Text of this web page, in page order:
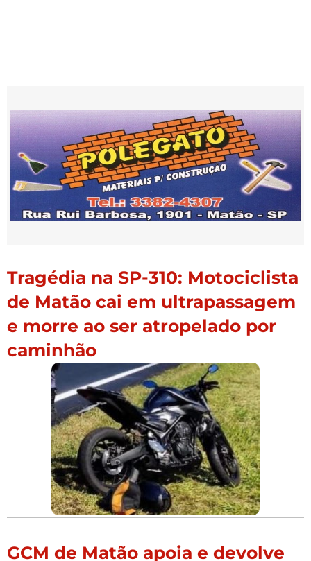
Tragédia na SP-310: Motociclista
de Matão cai em ultrapassagem
e morre ao ser atropelado por
caminhão
GCM de Matão apoia e devolve